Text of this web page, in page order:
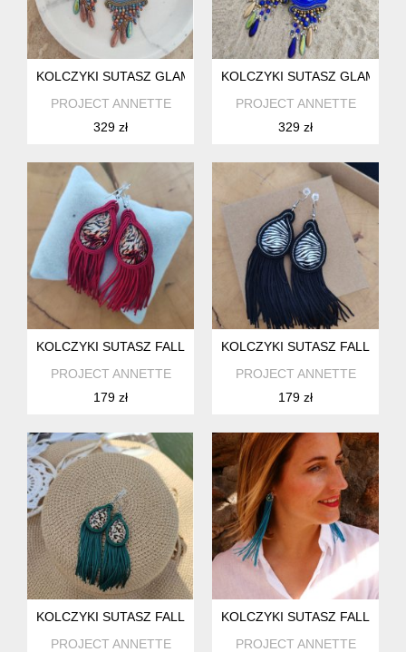
KOLCZYKI SUTASZ GLAM BOHO
PROJECT ANNETTE
329 zł
KOLCZYKI SUTASZ GLAM
PROJECT ANNETTE
329 zł
KOLCZYKI SUTASZ FALL
PROJECT ANNETTE
179 zł
KOLCZYKI SUTASZ FALL
PROJECT ANNETTE
179 zł
KOLCZYKI SUTASZ FALL
PROJECT ANNETTE
KOLCZYKI SUTASZ FALL
PROJECT ANNETTE